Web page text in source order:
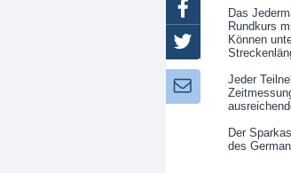
Das
Rundkurs
Können
Jeder
Der
des
Facebook
Twitter
Newsletter: